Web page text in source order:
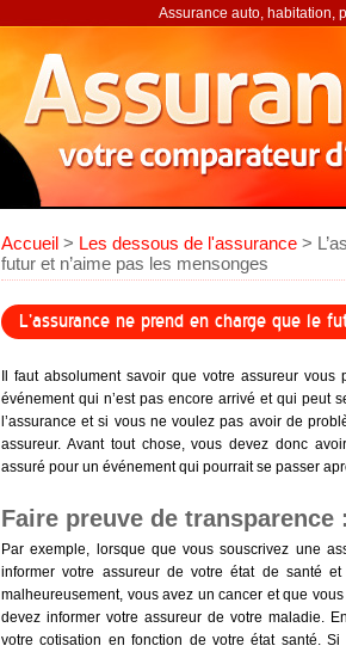
Assurance auto, habitation,
Accueil > Les dessous de l'assurance >
futur et n’aime pas les mensonges
L’assurance ne prend en charge que le
Il faut absolument savoir que votre assureur
événement qui n’est pas encore arrivé et qui peut
l’assurance et si vous ne voulez pas avoir de
assureur. Avant tout chose, vous devez donc
assuré pour un événement qui pourrait se passer
Faire preuve de transparence :
Par exemple, lorsque que vous souscrivez une
informer votre assureur de votre état de santé
malheureusement, vous avez un cancer et que
devez informer votre assureur de votre maladie.
votre cotisation en fonction de votre état santé.